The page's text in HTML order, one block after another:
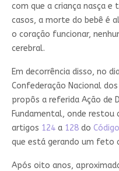
com que a criança nasça e
casos, a morte do bebê é
o coração funcionar,
cerebral.
Em decorrência disso, no
Confederação Nacional dos
propôs a referida Ação de
Fundamental, onde restou
artigos 124a 128do
que está gerando um feto
Após oito anos,